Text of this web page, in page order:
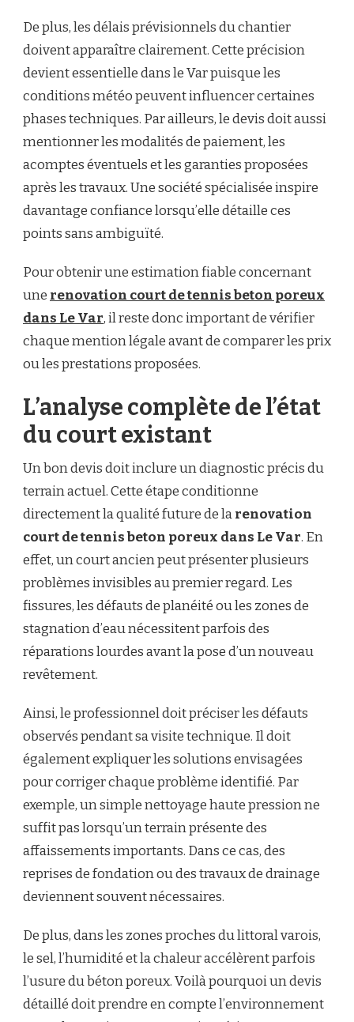
De plus, les délais prévisionnels du chantier
doivent apparaître clairement. Cette précision
devient essentielle dans le Var puisque les
conditions météo peuvent influencer certaines
phases techniques. Par ailleurs, le devis doit aussi
mentionner les modalités de paiement, les
acomptes éventuels et les garanties proposées
après les travaux. Une société spécialisée inspire
davantage confiance lorsqu’elle détaille ces
points sans ambiguïté.
Pour obtenir une estimation fiable concernant
une renovation court de tennis beton poreux
dans Le Var, il reste donc important de vérifier
chaque mention légale avant de comparer les prix
ou les prestations proposées.
L’analyse complète de l’état
du court existant
Un bon devis doit inclure un diagnostic précis du
terrain actuel. Cette étape conditionne
directement la qualité future de larenovation
court de tennis beton poreux dans Le Var. En
effet, un court ancien peut présenter plusieurs
problèmes invisibles au premier regard. Les
fissures, les défauts de planéité ou les zones de
stagnation d’eau nécessitent parfois des
réparations lourdes avant la pose d’un nouveau
revêtement.
Ainsi, le professionnel doit préciser les défauts
observés pendant sa visite technique. Il doit
également expliquer les solutions envisagées
pour corriger chaque problème identifié. Par
exemple, un simple nettoyage haute pression ne
suffit pas lorsqu’un terrain présente des
affaissements importants. Dans ce cas, des
reprises de fondation ou des travaux de drainage
deviennent souvent nécessaires.
De plus, dans les zones proches du littoral varois,
le sel, l’humidité et la chaleur accélèrent parfois
l’usure du béton poreux. Voilà pourquoi un devis
détaillé doit prendre en compte l’environnement